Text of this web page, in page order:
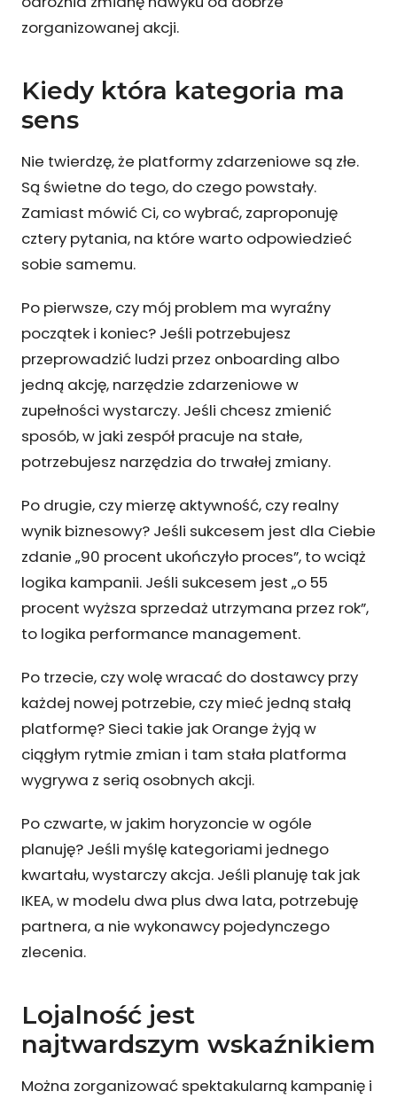
zorganizowanej akcji.
Kiedy która kategoria ma
sens
Nie twierdzę, że platformy zdarzeniowe są złe.
Są świetne do tego, do czego powstały.
Zamiast mówić Ci, co wybrać, zaproponuję
cztery pytania, na które warto odpowiedzieć
sobie samemu.
Po pierwsze, czy mój problem ma wyraźny
początek i koniec? Jeśli potrzebujesz
przeprowadzić ludzi przez onboarding albo
jedną akcję, narzędzie zdarzeniowe w
zupełności wystarczy. Jeśli chcesz zmienić
sposób, w jaki zespół pracuje na stałe,
potrzebujesz narzędzia do trwałej zmiany.
Po drugie, czy mierzę aktywność, czy realny
wynik biznesowy? Jeśli sukcesem jest dla Ciebie
zdanie „90 procent ukończyło proces”, to wciąż
logika kampanii. Jeśli sukcesem jest „o 55
procent wyższa sprzedaż utrzymana przez rok”,
to logika performance management.
Po trzecie, czy wolę wracać do dostawcy przy
każdej nowej potrzebie, czy mieć jedną stałą
platformę? Sieci takie jak Orange żyją w
ciągłym rytmie zmian i tam stała platforma
wygrywa z serią osobnych akcji.
Po czwarte, w jakim horyzoncie w ogóle
planuję? Jeśli myślę kategoriami jednego
kwartału, wystarczy akcja. Jeśli planuję tak jak
IKEA, w modelu dwa plus dwa lata, potrzebuję
partnera, a nie wykonawcy pojedynczego
zlecenia.
Lojalność jest
najtwardszym wskaźnikiem
Można zorganizować spektakularną kampanię i